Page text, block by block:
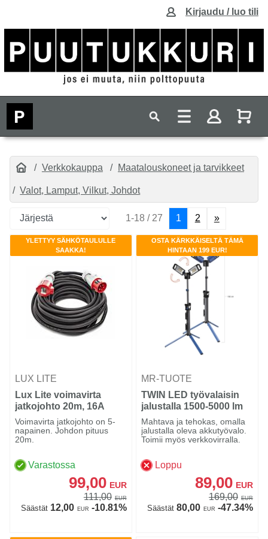
Kirjaudu / luo tili
Verkkokauppa Maatalouskoneet ja tarvikkeet
Valot, Lamput, Vilkut, Johdot
1-18 / 27 1 2 »
YLETTYY SÄHKÖTAULULLE
SAAKKA!
LUX LITE
Lux Lite voimavirta
jatkojohto 20m, 16A
Voimavirta jatkojohto on 5-
napainen. Johdon pituus
20m.
Varastossa
99,00 EUR
111,00 EUR
Säästät12,00 EUR -10.81%
OSTA KÄRKKÄISELTÄ TÄMÄ
HINTAAN 199 EUR!
MR-TUOTE
TWIN LED työvalaisin
jalustalla 1500-5000 lm
Mahtava ja tehokas, omalla
jalustalla oleva akkutyövalo.
Toimii myös verkkovirralla.
Loppu
89,00 EUR
169,00 EUR
Säästät80,00 EUR -47.34%